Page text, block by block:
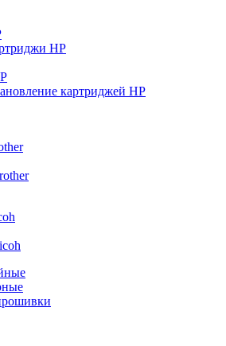
HP
картриджей HP